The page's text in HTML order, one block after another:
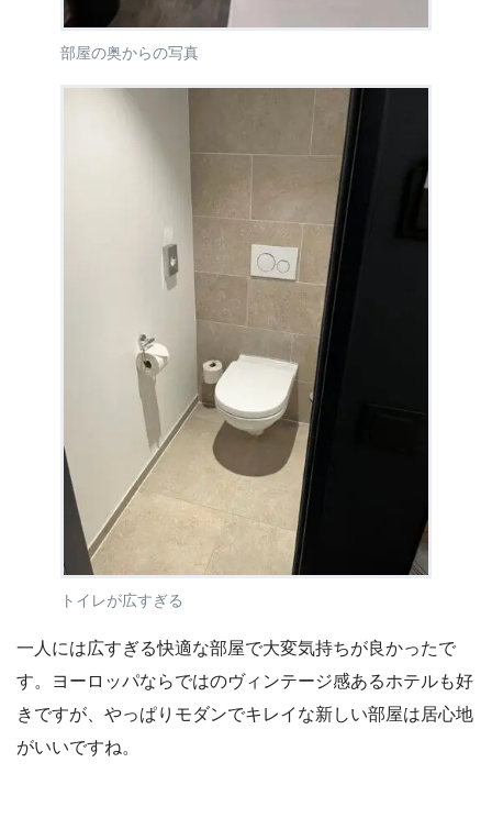
部屋の奥からの写真
トイレが広すぎる
一人には広すぎる快適な部屋で大変気持ちが良かったで
す。ヨーロッパならではのヴィンテージ感あるホテルも好
きですが、やっぱりモダンでキレイな新しい部屋は居心地
がいいですね。